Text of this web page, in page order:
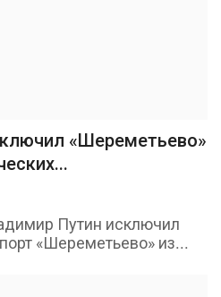
«Шереметьево»
Путин исключил
«Шереметьево» из...